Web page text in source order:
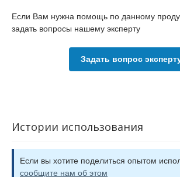
Если Вам нужна помощь по данному
задать вопросы нашему эксперту
Задать вопрос
Истории использования
Если вы хотите поделиться опытом
сообщите нам об этом